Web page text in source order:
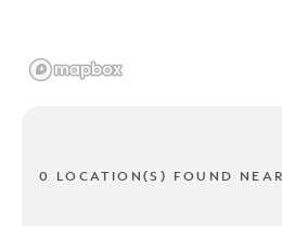
0 LOCATION(S) FOUND